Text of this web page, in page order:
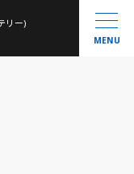
リー)
MENU